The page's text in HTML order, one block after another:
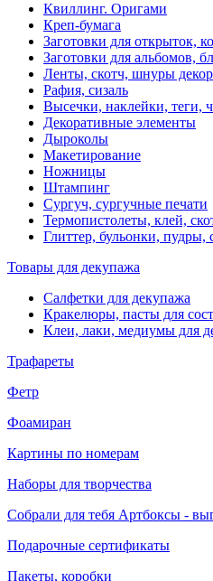
Квиллинг. Оригами
Креп-бумага
Заготовки для открыток,
Заготовки для альбомов,
Ленты, скотч, шнуры
Рафия, сизаль
Высечки, наклейки, теги,
Декоративные элементы
Дыроколы
Макетирование
Ножницы
Штампинг
Сургуч, сургучные печати
Термопистолеты, клей,
Глиттер, бульонки, пудры,
Товары для декупажа
Салфетки для декупажа
Кракелюры, пасты для
Клеи, лаки, медиумы для
Трафареты
Фетр
Фоамиран
Картины по номерам
Наборы для творчества
Собрали для тебя Артбоксы -
Подарочные сертификаты
Пакеты, коробки